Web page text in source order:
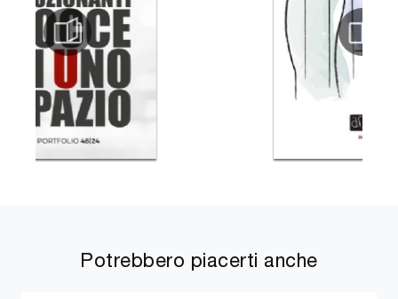
Potrebbero piacerti anche